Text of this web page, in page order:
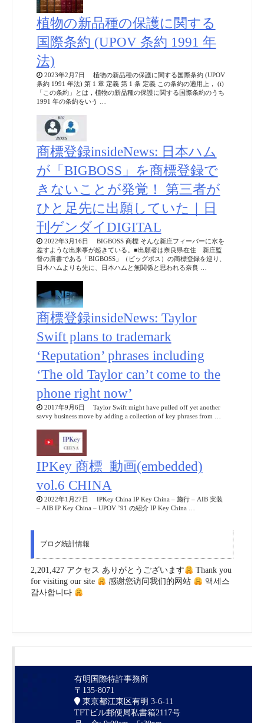
植物の新品種の保護に関する
国際条約 (UPOV 条約 1991 年
法)
2023年2月7日 植物の新品種の保護に関する国際条約 (UPOV
条約 1991 年法) 第 1 章 定義 第 1 条 定義 この条約の適用上， (i)
「この条約」とは，植物の新品種の保護に関する国際条約のうち
1991 年の条約をいう …
商標登録insideNews: 日本ハム
が「BIGBOSS」を商標登録で
きないことが発覚！ 第三者が
ひと足先に出願していた｜日
刊ゲンダイDIGITAL
2022年3月16日 BIGBOSS 商標 そんな新庄フィーバーに水を
差すような出来事が起きている。■出願者は奈良県在住 新庄監
督の肩書である「BIGBOSS」（ビッグボス）の商標登録を巡り、
日本ハムよりも先に、日本ハムと無関係と思われる奈良 …
商標登録insideNews: Taylor
Swift plans to trademark
‘Reputation’ phrases including
‘The old Taylor can’t come to the
phone right now’
2017年9月6日 Taylor Swift might have pulled off yet another
savvy business move by adding a collection of key phrases from …
IPKey 商標_動画(embedded)
vol.6 CHINA
2022年1月27日 IPKey China IP Key China – 施行 – AIB 実装
– AIB IP Key China – UPOV ’91 の紹介 IP Key China …
ブログ統計情報
2,201,427 アクセス ありがとうございます
Thank you
for visiting our site
感谢您访问我们的网站
액세스
감사합니다
有明国際特許事務所
〒135-8071
東京都江東区有明 3-6-11
TFTビル郵便局私書箱2117号